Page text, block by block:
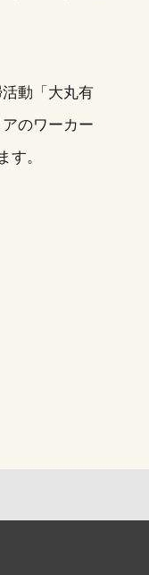
動「大丸有
のワーカー
す。